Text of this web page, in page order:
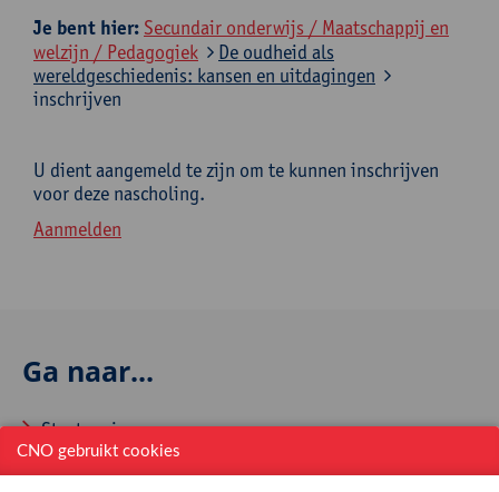
Je bent hier: Secundair onderwijs / Maatschappij en
welzijn / Pedagogiek
De oudheid als
wereldgeschiedenis: kansen en uitdagingen
inschrijven
U dient aangemeld te zijn om te kunnen inschrijven
voor deze nascholing.
Aanmelden
Ga naar...
Startpagina
Over CNO
CNO gebruikt cookies